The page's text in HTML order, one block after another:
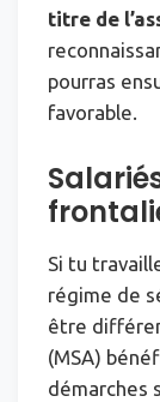
titre de
pourras
favorable.
Si tu
régime de
être
(MSA)
démarches